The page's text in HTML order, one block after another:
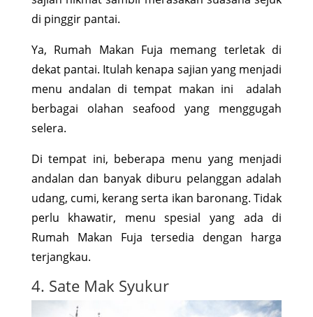
di pinggir pantai.
Ya, Rumah Makan Fuja memang terletak di
dekat pantai. Itulah kenapa sajian yang menjadi
menu andalan di tempat makan ini adalah
berbagai olahan seafood yang menggugah
selera.
Di tempat ini, beberapa menu yang menjadi
andalan dan banyak diburu pelanggan adalah
udang, cumi, kerang serta ikan baronang. Tidak
perlu khawatir, menu spesial yang ada di
Rumah Makan Fuja tersedia dengan harga
terjangkau.
4. Sate Mak Syukur